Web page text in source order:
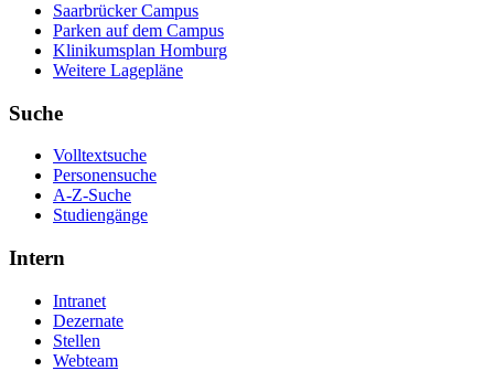
Saarbrücker Campus
Parken auf dem Campus
Klinikumsplan Homburg
Weitere Lagepläne
Suche
Volltextsuche
Personensuche
A-Z-Suche
Studiengänge
Intern
Intranet
Dezernate
Stellen
Webteam